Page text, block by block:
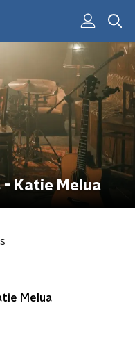
- Katie Melua
Melua